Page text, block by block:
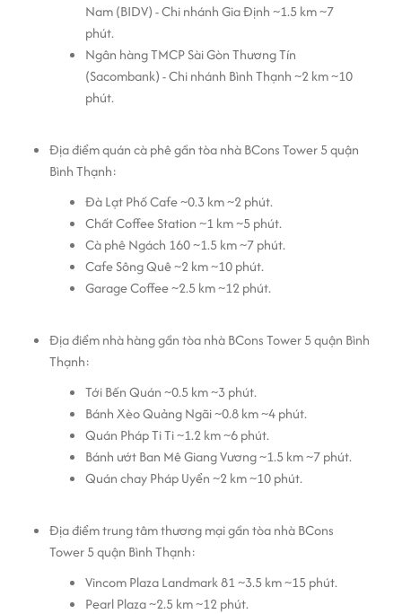
Liên hệ ngay Office Saigon để nhận báo giá chi tiết và khám phá
thêm về BCons Tower 5!
Nam (BIDV) - Chi nhánh Gia Định ~1.5 km ~7
phút.
Ngân hàng TMCP Sài Gòn Thương Tín
(Sacombank) - Chi nhánh Bình Thạnh ~2 km ~10
phút.
Địa điểm quán cà phê gần tòa nhà BCons Tower 5 quận
Bình Thạnh:
Đà Lạt Phố Cafe ~0.3 km ~2 phút.
Chất Coffee Station ~1 km ~5 phút.
Cà phê Ngách 160 ~1.5 km ~7 phút.
Cafe Sông Quê ~2 km ~10 phút.
Garage Coffee ~2.5 km ~12 phút.
Địa điểm nhà hàng gần tòa nhà BCons Tower 5 quận Bình
Thạnh:
Tới Bến Quán ~0.5 km ~3 phút.
Bánh Xèo Quảng Ngãi ~0.8 km ~4 phút.
Quán Pháp Ti Ti ~1.2 km ~6 phút.
Bánh ướt Ban Mê Giang Vương ~1.5 km ~7 phút.
Quán chay Pháp Uyển ~2 km ~10 phút.
Địa điểm trung tâm thương mại gần tòa nhà BCons
Tower 5 quận Bình Thạnh:
Vincom Plaza Landmark 81 ~3.5 km ~15 phút.
Pearl Plaza ~2.5 km ~12 phút.